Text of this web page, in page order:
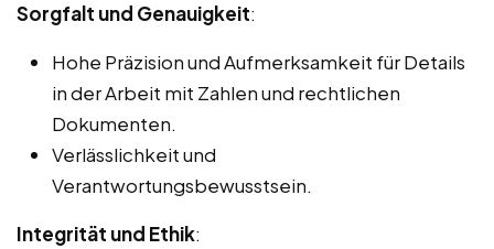
Sorgfalt und Genauigkeit:
Hohe Präzision und Aufmerksamkeit für Details
in der Arbeit mit Zahlen und rechtlichen
Dokumenten.
Verlässlichkeit und
Verantwortungsbewusstsein.
Integrität und Ethik: